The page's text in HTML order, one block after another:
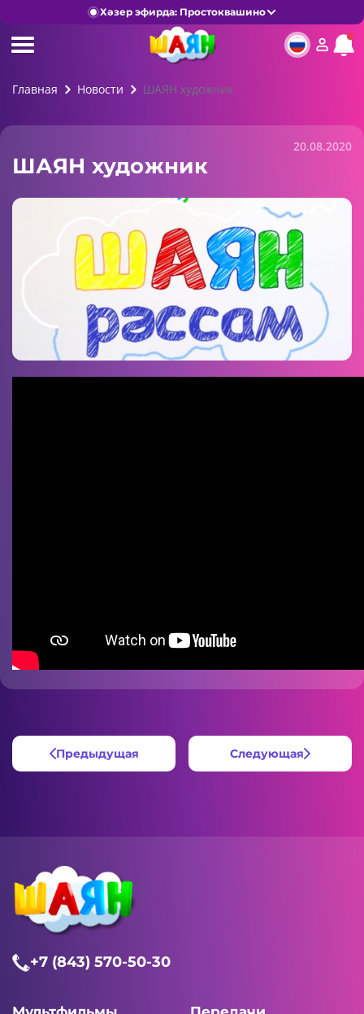
Хәзер эфирда: Простоквашино
Главная Новости ШАЯН художник
20.08.2020
ШАЯН художник
Предыдущая Следующая
+7 (843) 570-50-30